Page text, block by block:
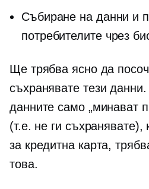
Събиране на данни и
потребителите чрез
Ще трябва ясно да
съхранявате тези
данните само „минават
(т.е. не ги
за кредитна карта,
това.